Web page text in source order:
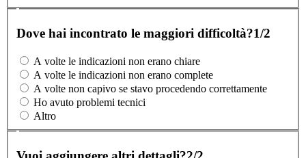
Dove hai incontrato le maggiori difficoltà?1/2
A volte le indicazioni non erano chiare
A volte le indicazioni non erano complete
A volte non capivo se stavo procedendo correttamente
Ho avuto problemi tecnici
Altro